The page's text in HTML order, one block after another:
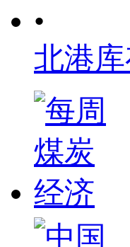
•
北港